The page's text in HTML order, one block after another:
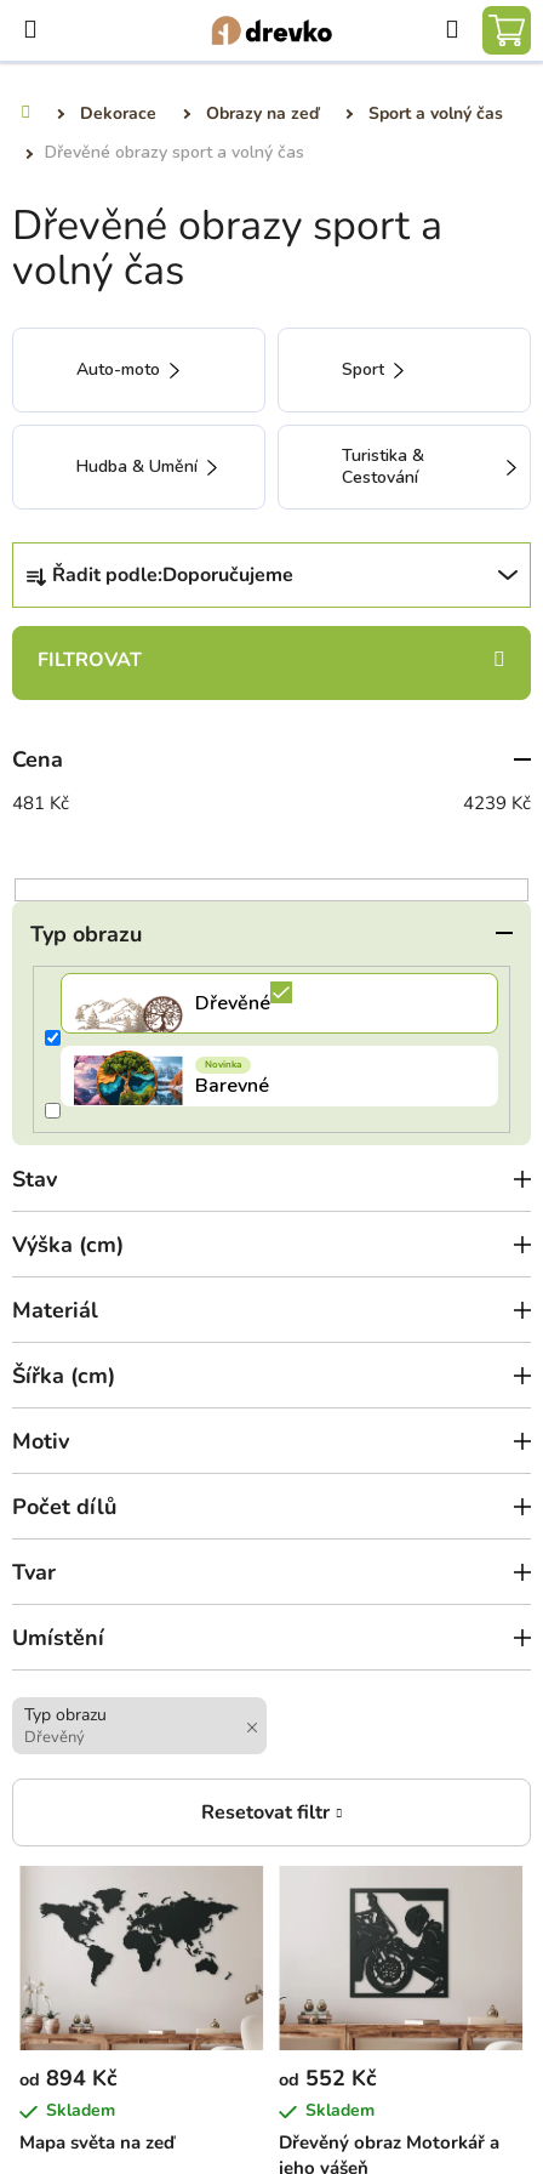
obsah
Hledat
Dekorace Obrazy na zeď
Sport a volný čas
Dřevěné obrazy sport a volný čas
Dřevěné obrazy sport a
volný čas
Auto-moto Sport
Hudba & Umění
Turistika &
Cestování
Ř
z
n
p
r
o
u
k
Řadit podle:Doporučujeme
Cena
481 Kč 4239 Kč
Typ obrazu
Stav
Výška (cm)
Materiál
Šířka (cm)
Motiv
Počet dílů
Tvar
Umístění
Typ obrazu
Dřevěný
V
s
p
r
o
d
u
Mapa světa na zeď
od 894 Kč
Skladem
Dřevěný obraz Motorkář a
jeho vášeň
od 552 Kč
Skladem